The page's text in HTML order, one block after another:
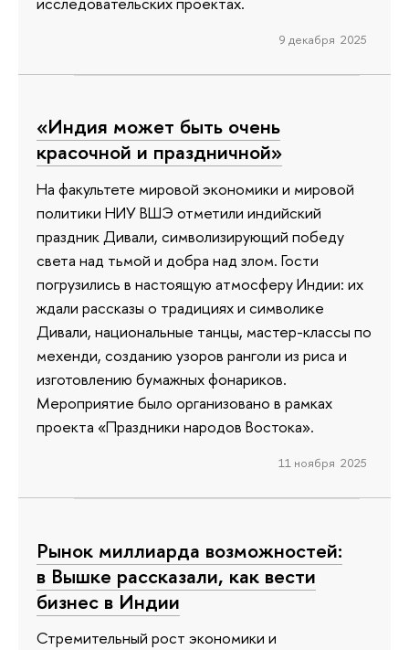
9 декабря 2025
«Индия может быть очень
красочной и праздничной»
На факультете мировой экономики и мировой
политики НИУ ВШЭ отметили индийский
праздник Дивали, символизирующий победу
света над тьмой и добра над злом. Гости
погрузились в настоящую атмосферу Индии: их
ждали рассказы о традициях и символике
Дивали, национальные танцы, мастер-классы по
мехенди, созданию узоров ранголи из риса и
изготовлению бумажных фонариков.
Мероприятие было организовано в рамках
проекта «Праздники народов Востока».
11 ноября 2025
Рынок миллиарда возможностей:
в Вышке рассказали, как вести
бизнес в Индии
Стремительный рост экономики и